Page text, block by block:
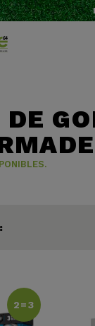
2=3